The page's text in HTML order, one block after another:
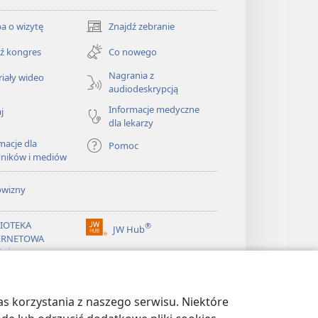
korzystania z naszego serwisu. Niektóre
o wizytę Znajdź zebranie
(opens
new
window)
kongres
Co nowego
wideo
Nagrania z
audiodeskrypcją
Informacje medyczne
dla lekarzy
dla
i mediów
Pomoc
JW Hub®
(opens
new